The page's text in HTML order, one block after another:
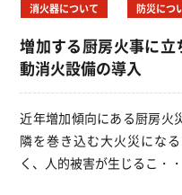
消火器について 防災につ
増加する厨房火事に
動消火設備の導入
近年増加傾向にある厨房火
隣を巻き込む大火災にな
く、人的被害が生じるこ・・